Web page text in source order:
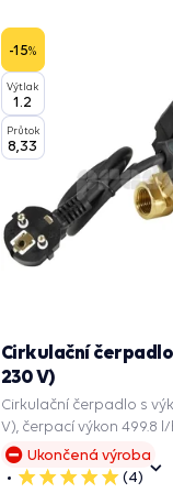
-15%
Výtlak
1.2
Průtok
8,33
Ukončená výroba
5
(4)
Cirkulační čerpadlo
230 V)
Cirkulační čerpadlo s
V), čerpací výkon 499.8 l/